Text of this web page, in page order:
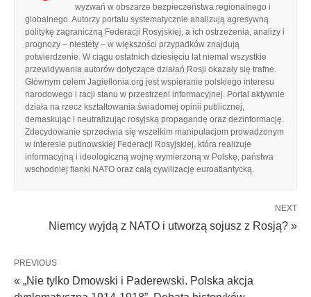
wyzwań w obszarze bezpieczeństwa regionalnego i
globalnego. Autorzy portalu systematycznie analizują agresywną
politykę zagraniczną Federacji Rosyjskiej, a ich ostrzeżenia, analizy i
prognozy – niestety – w większości przypadków znajdują
potwierdzenie. W ciągu ostatnich dziesięciu lat niemal wszystkie
przewidywania autorów dotyczące działań Rosji okazały się trafne.
Głównym celem Jagiellonia.org jest wspieranie polskiego interesu
narodowego i racji stanu w przestrzeni informacyjnej. Portal aktywnie
działa na rzecz kształtowania świadomej opinii publicznej,
demaskując i neutralizując rosyjską propagandę oraz dezinformację.
Zdecydowanie sprzeciwia się wszelkim manipulacjom prowadzonym
w interesie putinowskiej Federacji Rosyjskiej, która realizuje
informacyjną i ideologiczną wojnę wymierzoną w Polskę, państwa
wschodniej flanki NATO oraz całą cywilizację euroatlantycką.
NEXT
Niemcy wyjdą z NATO i utworzą sojusz z Rosją? »
PREVIOUS
« „Nie tylko Dmowski i Paderewski. Polska akcja